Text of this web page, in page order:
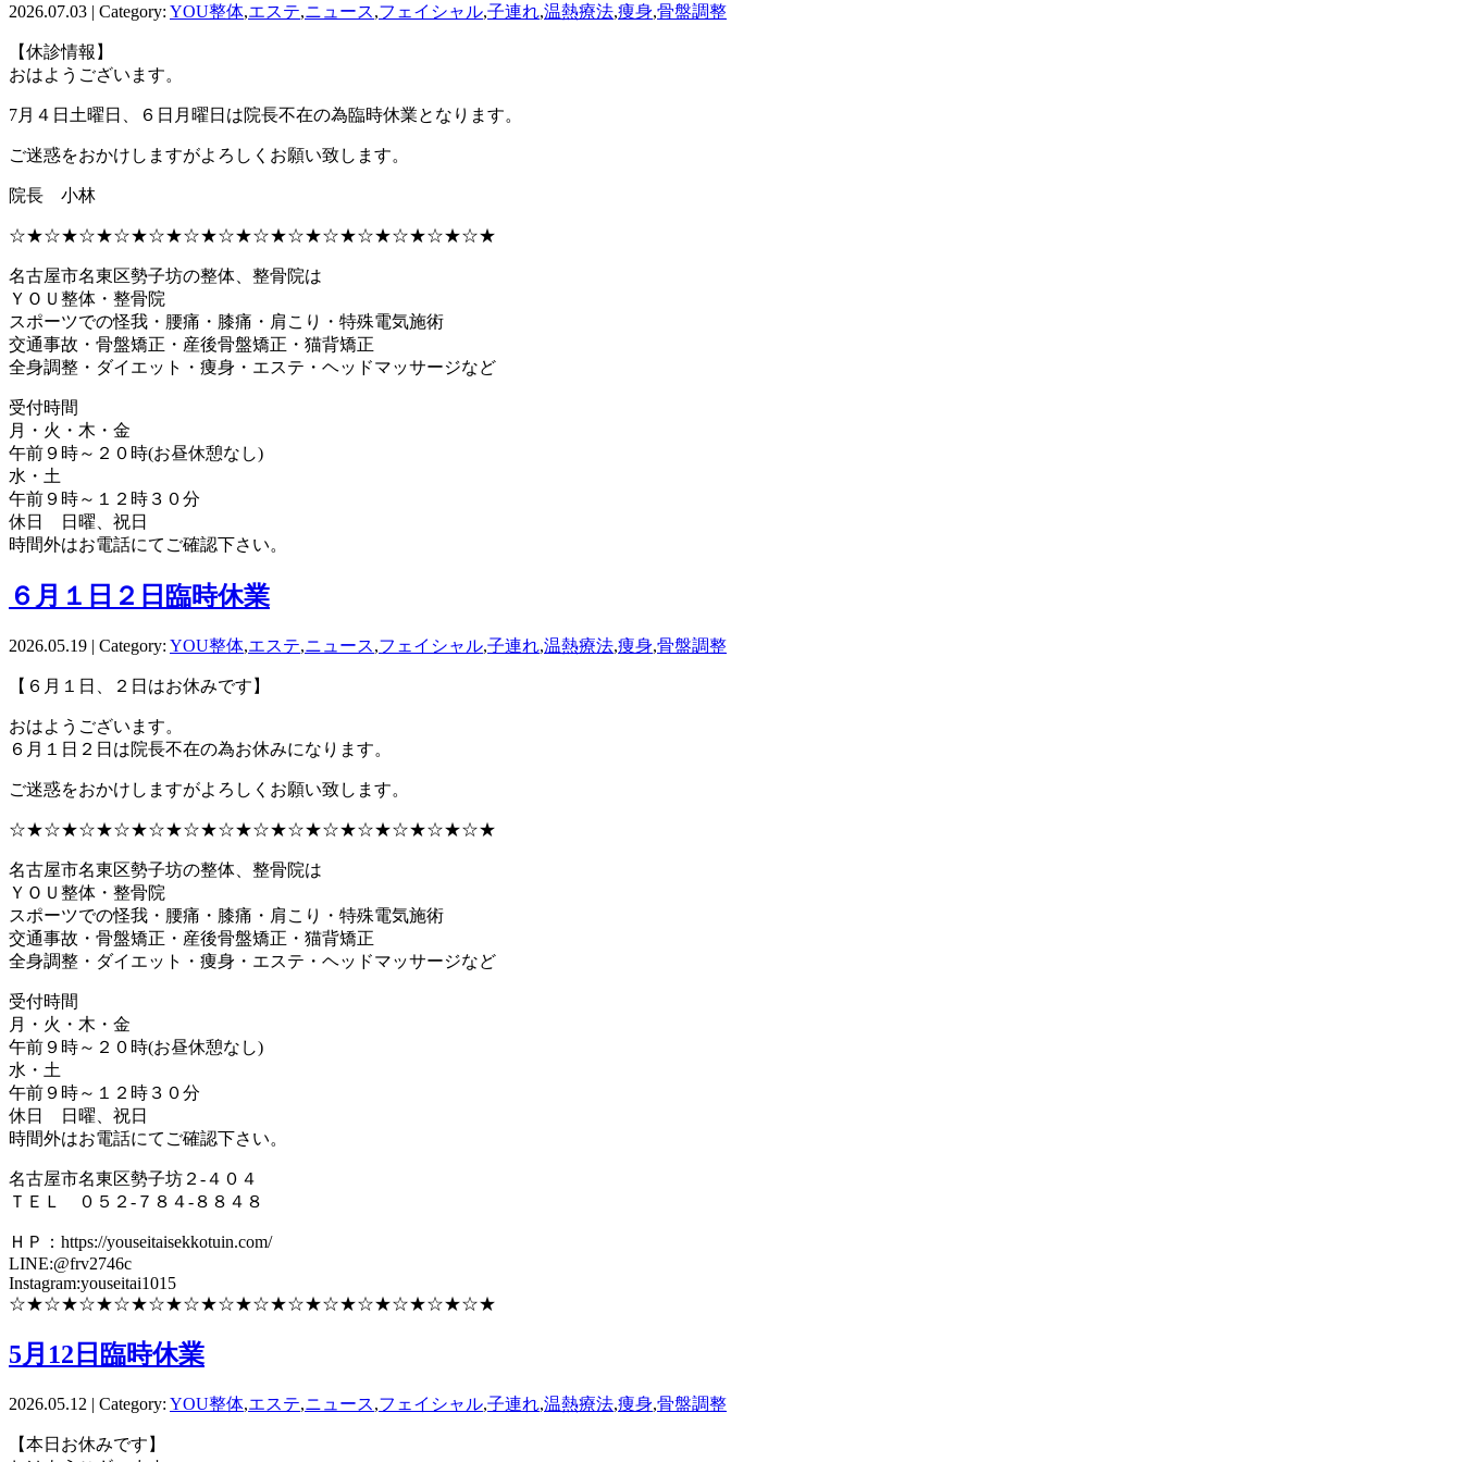
2026.07.03 | Category: YOU整体,エステ,ニュース,フェイシャル,子連れ,温熱療法,痩身,骨盤調整
【休診情報】
おはようございます。
7月４日土曜日、６日月曜日は院長不在の為臨時休業となります。
ご迷惑をおかけしますがよろしくお願い致します。
院長 小林
☆★☆★☆★☆★☆★☆★☆★☆★☆★☆★☆★☆★☆★☆★
名古屋市名東区勢子坊の整体、整骨院は
ＹＯＵ整体・整骨院
スポーツでの怪我・腰痛・膝痛・肩こり・特殊電気施術
交通事故・骨盤矯正・産後骨盤矯正・猫背矯正
全身調整・ダイエット・痩身・エステ・ヘッドマッサージなど
受付時間
月・火・木・金
午前９時～２０時(お昼休憩なし)
水・土
午前９時～１２時３０分
休日 日曜、祝日
時間外はお電話にてご確認下さい。
６月１日２日臨時休業
2026.05.19 | Category: YOU整体,エステ,ニュース,フェイシャル,子連れ,温熱療法,痩身,骨盤調整
【６月１日、２日はお休みです】
おはようございます。
６月１日２日は院長不在の為お休みになります。
ご迷惑をおかけしますがよろしくお願い致します。
☆★☆★☆★☆★☆★☆★☆★☆★☆★☆★☆★☆★☆★☆★
名古屋市名東区勢子坊の整体、整骨院は
ＹＯＵ整体・整骨院
スポーツでの怪我・腰痛・膝痛・肩こり・特殊電気施術
交通事故・骨盤矯正・産後骨盤矯正・猫背矯正
全身調整・ダイエット・痩身・エステ・ヘッドマッサージなど
受付時間
月・火・木・金
午前９時～２０時(お昼休憩なし)
水・土
午前９時～１２時３０分
休日 日曜、祝日
時間外はお電話にてご確認下さい。
名古屋市名東区勢子坊２-４０４
ＴＥＬ ０５２-７８４-８８４８
ＨＰ：https://youseitaisekkotuin.com/
LINE:@frv2746c
Instagram:youseitai1015
☆★☆★☆★☆★☆★☆★☆★☆★☆★☆★☆★☆★☆★☆★
5月12日臨時休業
2026.05.12 | Category: YOU整体,エステ,ニュース,フェイシャル,子連れ,温熱療法,痩身,骨盤調整
【本日お休みです】